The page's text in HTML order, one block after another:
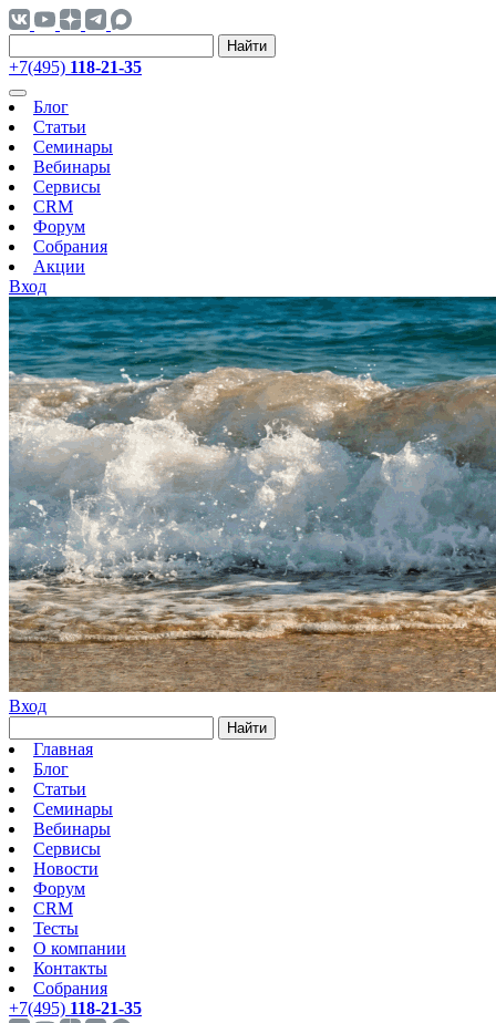
Найти
+7(495) 118-21-35
Блог
Статьи
Семинары
Вебинары
Сервисы
CRM
Форум
Собрания
Акции
Вход
Вход
Найти
Главная
Блог
Статьи
Семинары
Вебинары
Сервисы
Новости
Форум
CRM
Тесты
О компании
Контакты
Собрания
+7(495) 118-21-35